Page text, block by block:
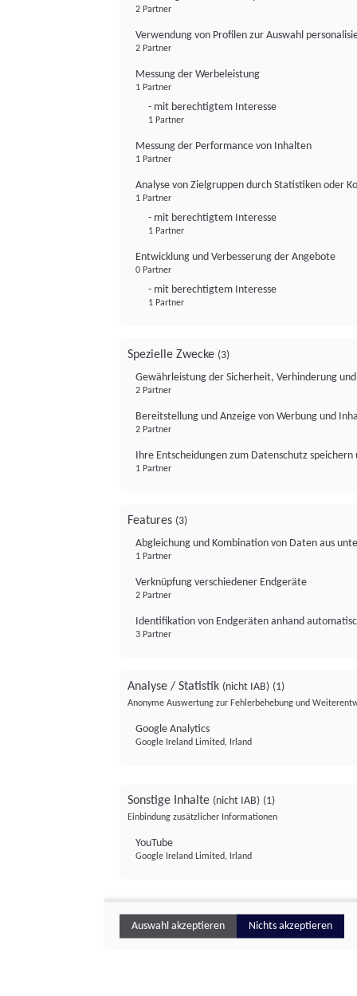
2 Partner
Verwendung von Profilen zur Auswahl
2 Partner
Messung der Werbeleistung
1 Partner
- mit berechtigtem Interesse
1 Partner
Messung der Performance von Inhalten
1 Partner
Analyse von Zielgruppen durch Statistiken oder
1 Partner
- mit berechtigtem Interesse
1 Partner
Entwicklung und Verbesserung der Angebote
0 Partner
- mit berechtigtem Interesse
1 Partner
Spezielle Zwecke (3)
Gewährleistung der Sicherheit, Verhinderung
2 Partner
Bereitstellung und Anzeige von Werbung und
2 Partner
Ihre Entscheidungen zum Datenschutz
1 Partner
Features (3)
Abgleichung und Kombination von Daten aus
1 Partner
Verknüpfung verschiedener Endgeräte
2 Partner
Identifikation von Endgeräten anhand
3 Partner
Analyse / Statistik (nicht IAB) (1)
Anonyme Auswertung zur Fehlerbehebung und
Google Analytics
Google Ireland Limited, Irland
Sonstige Inhalte (nicht IAB) (1)
Einbindung zusätzlicher Informationen
YouTube
Google Ireland Limited, Irland
Auswahl akzeptieren Nichts akzeptieren